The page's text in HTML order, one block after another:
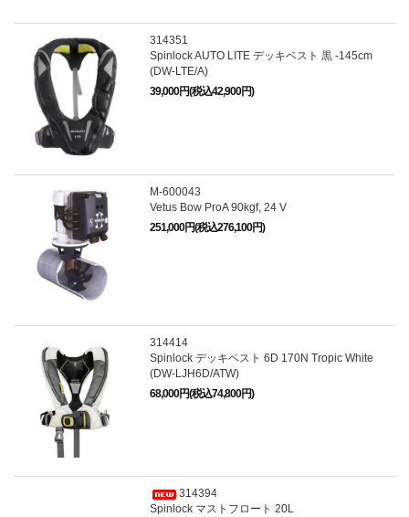
314351
Spinlock AUTO LITE デッキベスト 黒 -145cm
(DW-LTE/A)
39,000円(税込42,900円)
M-600043
Vetus Bow ProA 90kgf, 24 V
251,000円(税込276,100円)
314414
Spinlock デッキベスト 6D 170N Tropic White
(DW-LJH6D/ATW)
68,000円(税込74,800円)
314394
Spinlock マストフロート 20L